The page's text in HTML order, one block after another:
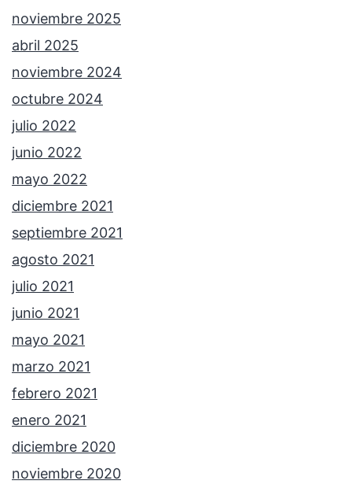
noviembre 2025
abril 2025
noviembre 2024
octubre 2024
julio 2022
junio 2022
mayo 2022
diciembre 2021
septiembre 2021
agosto 2021
julio 2021
junio 2021
mayo 2021
marzo 2021
febrero 2021
enero 2021
diciembre 2020
noviembre 2020